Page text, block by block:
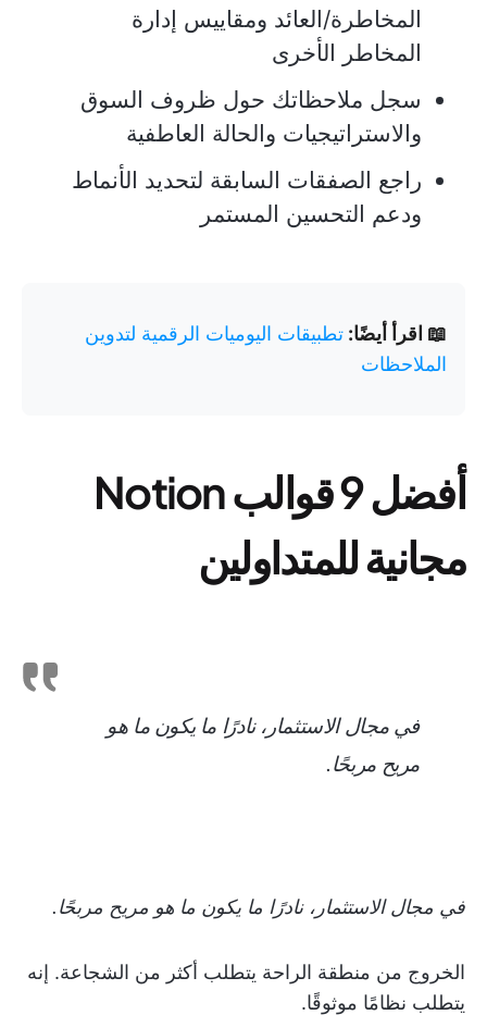
المخاطرة/العائد ومقاييس إدارة
المخاطر الأخرى
سجل ملاحظاتك حول ظروف السوق
والاستراتيجيات والحالة العاطفية
راجع الصفقات السابقة لتحديد الأنماط
ودعم التحسين المستمر
📖 اقرأ أيضًا: تطبيقات اليوميات الرقمية لتدوين
الملاحظات
أفضل 9 قوالب Notion
مجانية للمتداولين
في مجال الاستثمار، نادرًا ما يكون ما هو
مريح مربحًا.
في مجال الاستثمار، نادرًا ما يكون ما هو مريح مربحًا.
الخروج من منطقة الراحة يتطلب أكثر من الشجاعة. إنه
يتطلب نظامًا موثوقًا.